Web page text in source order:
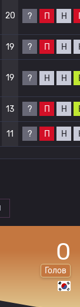
20 ? П Н
19 ? П Н
19 ? Н Н
13 ? П Н
11 ? П Н
0
Голов